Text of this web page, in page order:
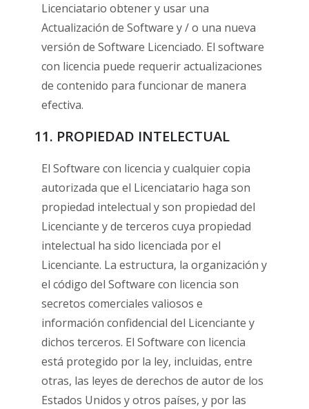
Licenciatario obtener y usar una
Actualización de Software y / o una nueva
versión de Software Licenciado. El software
con licencia puede requerir actualizaciones
de contenido para funcionar de manera
efectiva.
11. PROPIEDAD INTELECTUAL
El Software con licencia y cualquier copia
autorizada que el Licenciatario haga son
propiedad intelectual y son propiedad del
Licenciante y de terceros cuya propiedad
intelectual ha sido licenciada por el
Licenciante. La estructura, la organización y
el código del Software con licencia son
secretos comerciales valiosos e
información confidencial del Licenciante y
dichos terceros. El Software con licencia
está protegido por la ley, incluidas, entre
otras, las leyes de derechos de autor de los
Estados Unidos y otros países, y por las